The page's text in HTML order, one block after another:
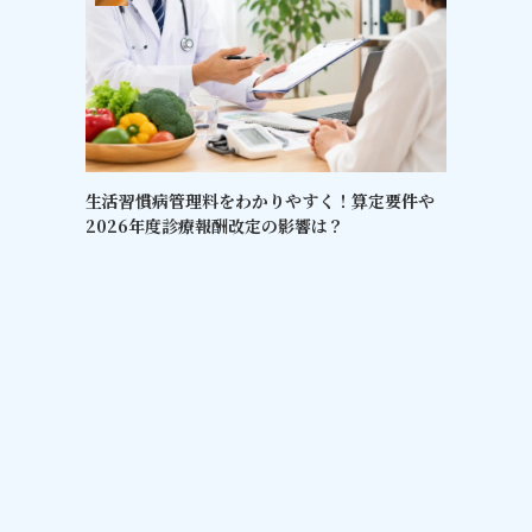
生活習慣病管理料をわかりやすく！算定要件や
2026年度診療報酬改定の影響は？